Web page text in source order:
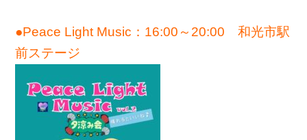
●Peace Light Music：16:00～20:00 和光市駅
前ステージ